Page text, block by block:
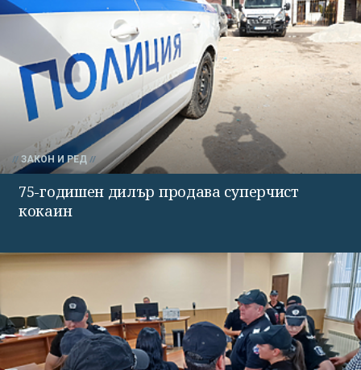
ЗАКОН И РЕД
75-годишен дилър продава суперчист
кокаин